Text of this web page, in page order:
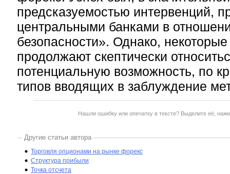
предсказуемостью интервенций,
центральными банками в
безопасности». Однако,
продолжают скептически
потенциальную возможность, по
типов вводящих в заблуждение
Нашли ошибку или опечатку в тексте? Выделите её,
Другие статьи автора
Торговля опционами на рынке форекс
Структура прибыли
Точка отсчета